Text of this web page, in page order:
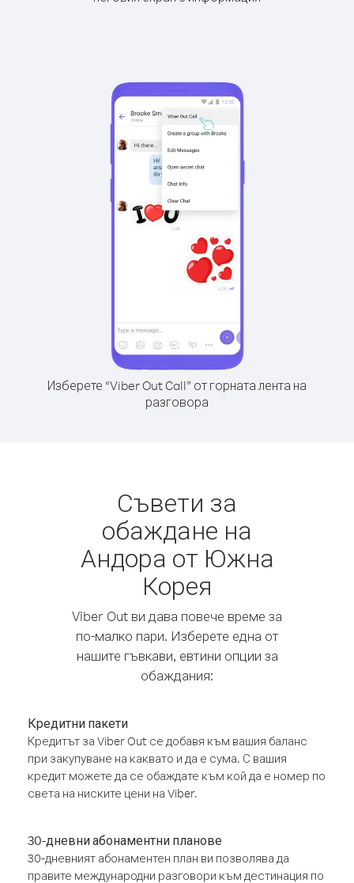
Изберете “Viber Out Call” от горната лента на
разговора
Съвети за
обаждане на
Андора от Южна
Корея
Viber Out ви дава повече време за
по-малко пари. Изберете една от
нашите гъвкави, евтини опции за
обаждания:
Кредитни пакети
Кредитът за Viber Out се добавя към вашия баланс
при закупуване на каквато и да е сума. С вашия
кредит можете да се обаждате към кой да е номер по
света на ниските цени на Viber.
30-дневни абонаментни планове
30-дневният абонаментен план ви позволява да
правите международни разговори към дестинация по